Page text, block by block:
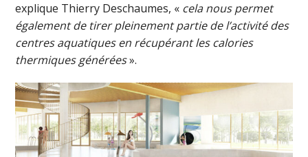
explique Thierry Deschaumes, « cela nous permet
également de tirer pleinement partie de l’activité des
centres aquatiques en récupérant les calories
thermiques générées».